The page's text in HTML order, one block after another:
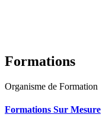
Formations
Organisme de Formation
Formations Sur Mesure